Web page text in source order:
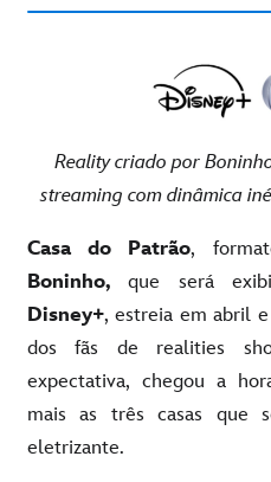
Reality criado por
streaming com dinâmica
Casa do Patrão,
Boninho,que será
Disney+, estreia em abril
dos fãs de realities
expectativa, chegou a
mais as três casas que
eletrizante.